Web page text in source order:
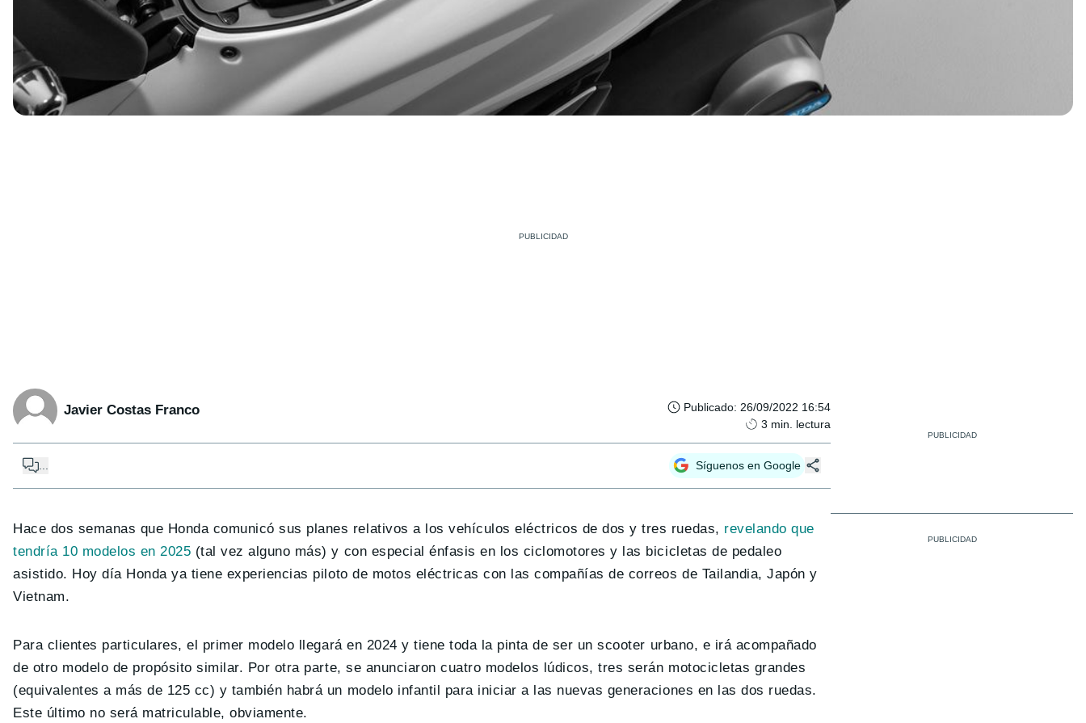
Javier Costas Franco Publicado: 26/09/2022 16:54
3 min. lectura
Síguenos en Google
Hace dos semanas que Honda comunicó sus planes relativos a los vehículos eléctricos de dos y tres ruedas, revelando que
tendría 10 modelos en 2025 (tal vez alguno más) y con especial énfasis en los ciclomotores y las bicicletas de pedaleo
asistido. Hoy día Honda ya tiene experiencias piloto de motos eléctricas con las compañías de correos de Tailandia, Japón y
Vietnam.
Para clientes particulares, el primer modelo llegará en 2024 y tiene toda la pinta de ser un scooter urbano, e irá acompañado
de otro modelo de propósito similar. Por otra parte, se anunciaron cuatro modelos lúdicos, tres serán motocicletas grandes
(equivalentes a más de 125 cc) y también habrá un modelo infantil para iniciar a las nuevas generaciones en las dos ruedas.
Este último no será matriculable, obviamente.